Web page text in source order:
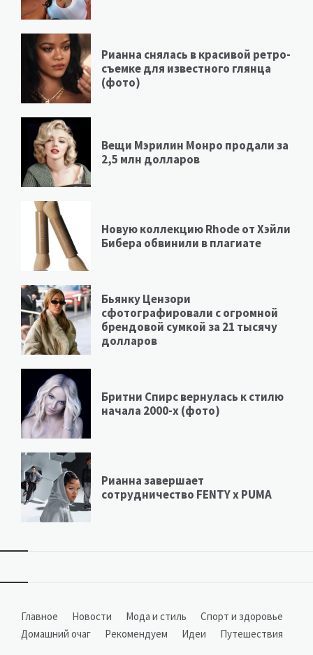
Рианна снялась в красивой ретро-
съемке для известного глянца
(фото)
Вещи Мэрилин Монро продали за
2,5 млн долларов
Новую коллекцию Rhode от Хэйли
Бибера обвинили в плагиате
Бьянку Цензори
сфотографировали с огромной
брендовой сумкой за 21 тысячу
долларов
Бритни Спирс вернулась к стилю
начала 2000-х (фото)
Рианна завершает
сотрудничество FENTY х PUMA
Виджеты
Главное Новости Мода и стиль
Спорт и здоровье
Домашний очаг
Рекомендуем Идеи Путешествия